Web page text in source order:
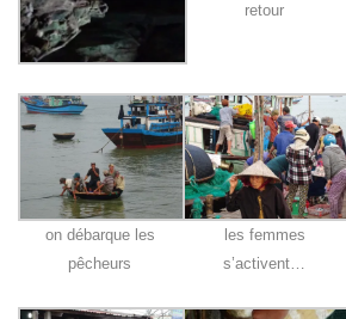
retour
on débarque les
pêcheurs
les femmes
s’activent…